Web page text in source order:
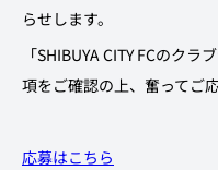
らせします。
「SHIBUYA CITY FCのク
項をご確認の上、奮ってご
応募はこちら